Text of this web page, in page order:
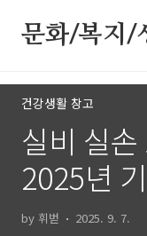
문화/복지/
건강생활 창고
실비 실
2025년
는 3가지
by 휘벋 2025. 9. 7.